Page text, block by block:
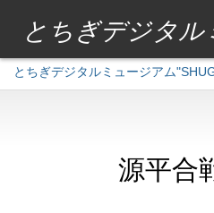
とちぎデジタル
とちぎデジタルミュージアム
源平合